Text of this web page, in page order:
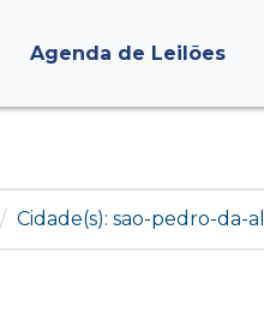
Agenda de Leilões
Cidade(s): sao-pedro-da-